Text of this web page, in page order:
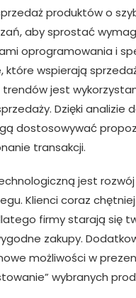
produktów o
aby sprostać
oprogramowania i
wspierają
jest
Dzięki analizie
dostosowywać
transakcji.
jest
Klienci coraz
firmy starają się
zakupy.
możliwości w
wybranych